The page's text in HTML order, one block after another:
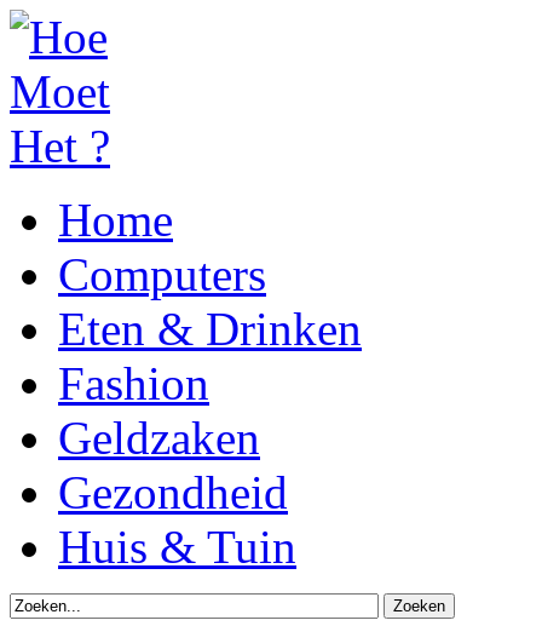
Home
Computers
Eten & Drinken
Fashion
Geldzaken
Gezondheid
Huis & Tuin